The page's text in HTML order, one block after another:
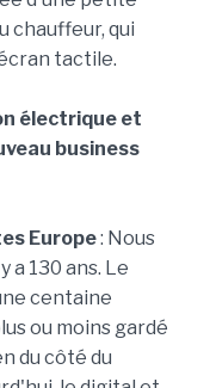
chauffeur, qui
tactile.
électrique et
business
Europe: Nous
a 130 ans. Le
centaine
ou moins gardé
du côté du